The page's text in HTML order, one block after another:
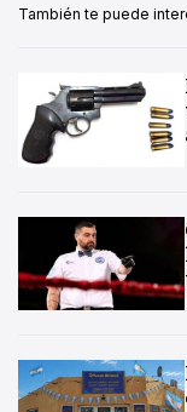
También te puede